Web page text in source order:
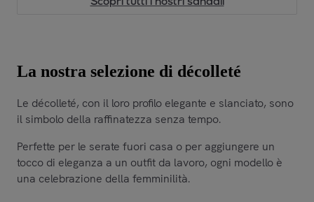
La nostra selezione di décolleté
Le décolleté, con il loro profilo elegante e slanciato, sono
il simbolo della raffinatezza senza tempo.
Perfette per le serate fuori casa o per aggiungere un
tocco di eleganza a un outfit da lavoro, ogni modello è
una celebrazione della femminilità.